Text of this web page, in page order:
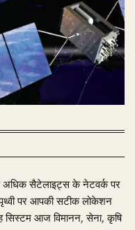
अधिक सैटेलाइट्स के नेटवर्क पर
पर आपकी सटीक लोकेशन
यह सिस्टम आज विमानन, सेना, कृषि